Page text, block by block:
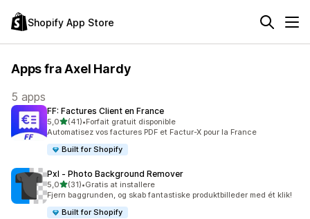
Shopify App Store
Apps fra Axel Hardy
5 apps
FF: Factures Client en France
5,0ud af 5 stjerner
(41)
41 anmeldelser i alt
•Forfait gratuit disponible
Automatisez vos factures PDF et Factur-X pour la France
Built for Shopify
Pxl ‑ Photo Background Remover
5,0ud af 5 stjerner
(31)
31 anmeldelser i alt
•Gratis at installere
Fjern baggrunden, og skab fantastiske produktbilleder med ét klik!
Built for Shopify